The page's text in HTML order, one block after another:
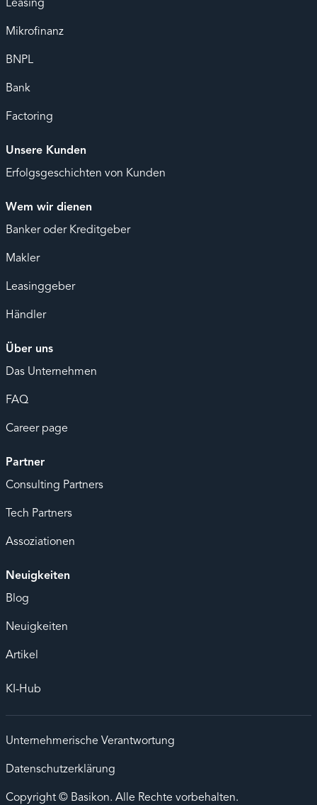
Leasing
Mikrofinanz
BNPL
Bank
Factoring
Unsere Kunden
Erfolgsgeschichten von Kunden
Wem wir dienen
Banker oder Kreditgeber
Makler
Leasinggeber
Händler
Über uns
Das Unternehmen
FAQ
Career page
Partner
Consulting Partners
Tech Partners
Assoziationen
Neuigkeiten
Blog
Neuigkeiten
Artikel
KI-Hub
Unternehmerische Verantwortung
Datenschutzerklärung
Copyright © Basikon. Alle Rechte vorbehalten.